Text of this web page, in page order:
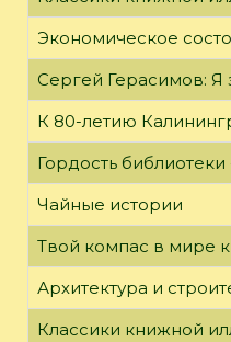
Экономическое
Сергей Герасимов: Я
К 80-летию
Гордость
Чайные истории
Твой компас в мире
Архитектура и
Классики книжной